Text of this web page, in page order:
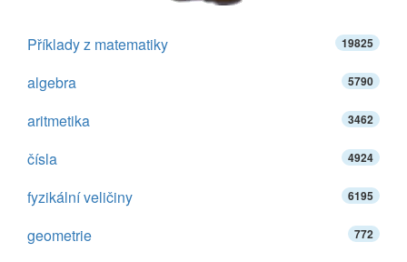
Příklady z matematiky 19825
algebra 5790
aritmetika 3462
čísla 4924
fyzikální veličiny 6195
geometrie 772